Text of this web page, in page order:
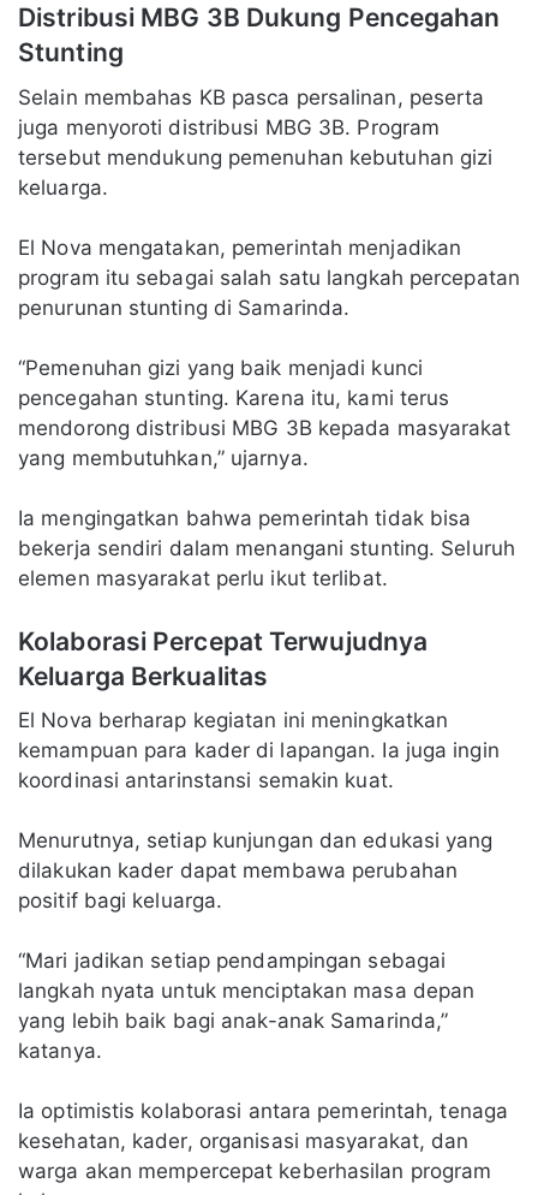
Distribusi MBG 3B Dukung Pencegahan
Stunting
Selain membahas KB pasca persalinan, peserta
juga menyoroti distribusi MBG 3B. Program
tersebut mendukung pemenuhan kebutuhan gizi
keluarga.
El Nova mengatakan, pemerintah menjadikan
program itu sebagai salah satu langkah percepatan
penurunan stunting di Samarinda.
“Pemenuhan gizi yang baik menjadi kunci
pencegahan stunting. Karena itu, kami terus
mendorong distribusi MBG 3B kepada masyarakat
yang membutuhkan,” ujarnya.
Ia mengingatkan bahwa pemerintah tidak bisa
bekerja sendiri dalam menangani stunting. Seluruh
elemen masyarakat perlu ikut terlibat.
Kolaborasi Percepat Terwujudnya
Keluarga Berkualitas
El Nova berharap kegiatan ini meningkatkan
kemampuan para kader di lapangan. Ia juga ingin
koordinasi antarinstansi semakin kuat.
Menurutnya, setiap kunjungan dan edukasi yang
dilakukan kader dapat membawa perubahan
positif bagi keluarga.
“Mari jadikan setiap pendampingan sebagai
langkah nyata untuk menciptakan masa depan
yang lebih baik bagi anak-anak Samarinda,”
katanya.
Ia optimistis kolaborasi antara pemerintah, tenaga
kesehatan, kader, organisasi masyarakat, dan
warga akan mempercepat keberhasilan program